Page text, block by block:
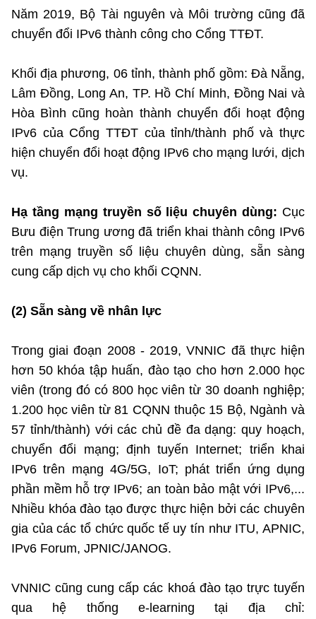
Năm 2019, Bộ Tài nguyên và Môi trường cũng đã
chuyển đổi IPv6 thành công cho Cổng TTĐT.
Khối địa phương, 06 tỉnh, thành phố gồm: Đà Nẵng,
Lâm Đồng, Long An, TP. Hồ Chí Minh, Đồng Nai và
Hòa Bình cũng hoàn thành chuyển đổi hoạt động
IPv6 của Cổng TTĐT của tỉnh/thành phố và thực
hiện chuyển đổi hoạt động IPv6 cho mạng lưới, dịch
vụ.
Hạ tầng mạng truyền số liệu chuyên dùng: Cục
Bưu điện Trung ương đã triển khai thành công IPv6
trên mạng truyền số liệu chuyên dùng, sẵn sàng
cung cấp dịch vụ cho khối CQNN.
(2) Sẵn sàng về nhân lực
Trong giai đoạn 2008 - 2019, VNNIC đã thực hiện
hơn 50 khóa tập huấn, đào tạo cho hơn 2.000 học
viên (trong đó có 800 học viên từ 30 doanh nghiệp;
1.200 học viên từ 81 CQNN thuộc 15 Bộ, Ngành và
57 tỉnh/thành) với các chủ đề đa dạng: quy hoạch,
chuyển đổi mạng; định tuyến Internet; triển khai
IPv6 trên mạng 4G/5G, IoT; phát triển ứng dụng
phần mềm hỗ trợ IPv6; an toàn bảo mật với IPv6,...
Nhiều khóa đào tạo được thực hiện bởi các chuyên
gia của các tổ chức quốc tế uy tín như ITU, APNIC,
IPv6 Forum, JPNIC/JANOG.
VNNIC cũng cung cấp các khoá đào tạo trực tuyến
qua hệ thống e-learning tại địa chỉ: